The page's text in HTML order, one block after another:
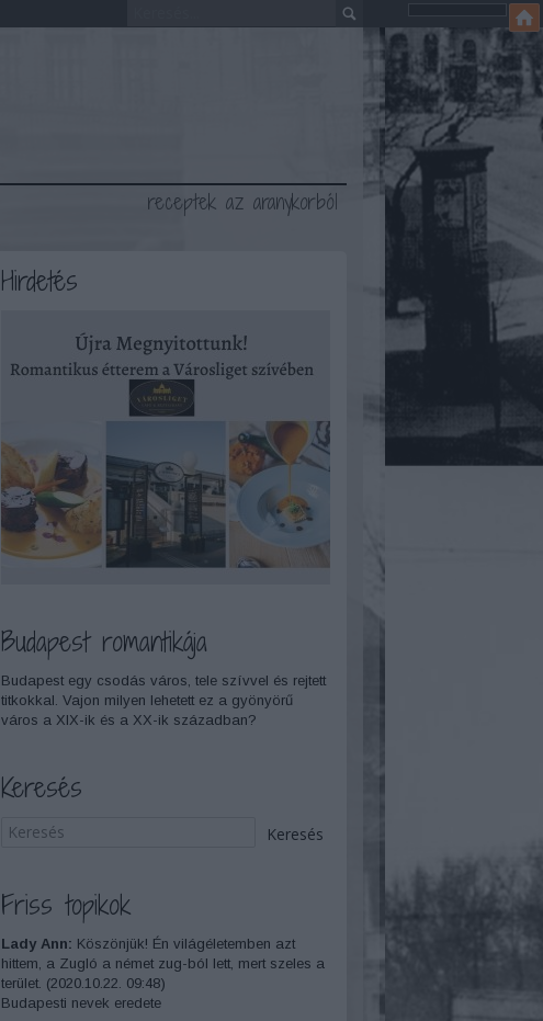
receptek az aranykorból
Hirdetés
Budapest romantikája
Budapest egy csodás város, tele szívvel és rejtett
titkokkal. Vajon milyen lehetett ez a gyönyörű
város a XIX-ik és a XX-ik században?
Keresés
Friss topikok
Lady Ann: Köszönjük! Én világéletemben azt
hittem, a Zugló a német zug-ból lett, mert szeles a
terület. (2020.10.22. 09:48)
Budapesti nevek eredete